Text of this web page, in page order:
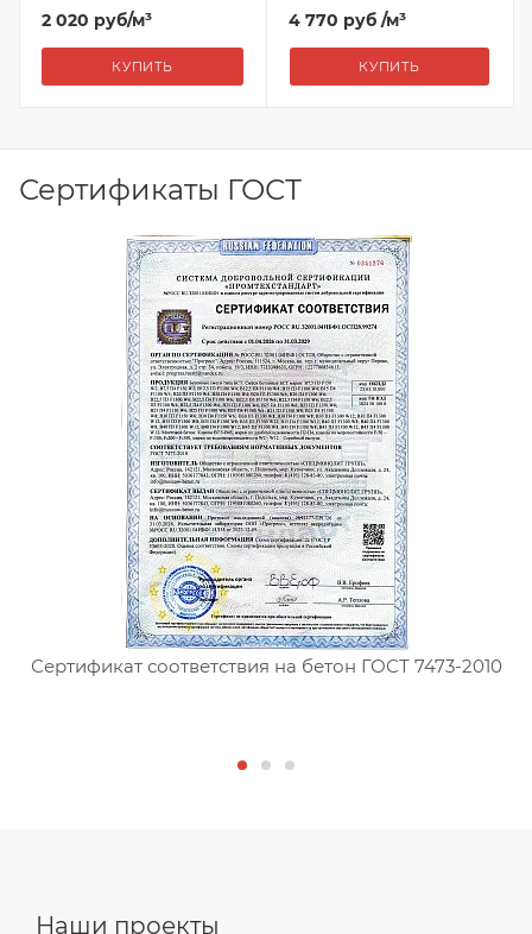
2 020 руб/м³
КУПИТЬ
4 770 руб /м³
КУПИТЬ
Сертификаты ГОСТ
Сертификат соответствия на бетон ГОСТ 7473-2010
Наши проекты